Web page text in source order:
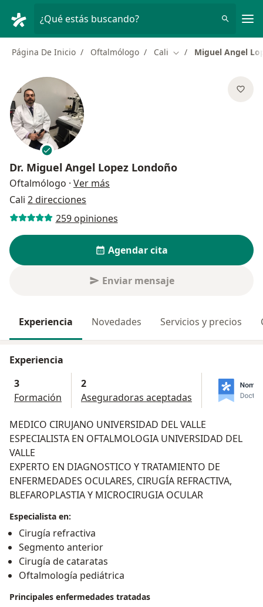
¿Qué estás buscando?
Página De Inicio Oftalmólogo Cali Cambiar de ciudad
Miguel Angel
Dr. Miguel Angel Lopez Londoño
Oftalmólogo · Ver más
Cali 2 direcciones
259 opiniones
Agendar cita
Enviar mensaje
Experiencia Novedades Servicios y precios
Experiencia
3
Formación
2
Aseguradoras aceptadas
MEDICO CIRUJANO UNIVERSIDAD DEL VALLE
ESPECIALISTA EN OFTALMOLOGIA UNIVERSIDAD DEL
VALLE
EXPERTO EN DIAGNOSTICO Y TRATAMIENTO DE
ENFERMEDADES OCULARES, CIRUGÍA REFRACTIVA,
BLEFAROPLASTIA Y MICROCIRUGIA OCULAR
Especialista en:
Cirugía refractiva
Segmento anterior
Cirugía de cataratas
Oftalmología pediátrica
Principales enfermedades tratadas